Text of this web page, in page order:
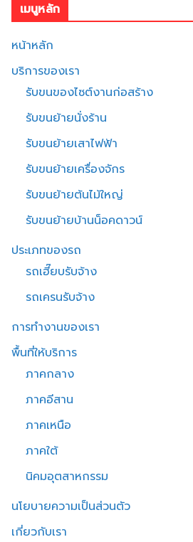
เมนูหลัก
หน้าหลัก
บริการของเรา
รับขนของไซต์งานก่อสร้าง
รับขนย้ายนั่งร้าน
รับขนย้ายเสาไฟฟ้า
รับขนย้ายเครื่องจักร
รับขนย้ายต้นไม้ใหญ่
รับขนย้ายบ้านน็อคดาวน์
ประเภทของรถ
รถเฮี๊ยบรับจ้าง
รถเครนรับจ้าง
การทำงานของเรา
พื้นที่ให้บริการ
ภาคกลาง
ภาคอีสาน
ภาคเหนือ
ภาคใต้
นิคมอุตสาหกรรม
นโยบายความเป็นส่วนตัว
เกี่ยวกับเรา